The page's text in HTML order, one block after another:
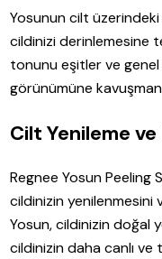
Yosunun cilt
cildinizi derinlemesine
tonunu eşitler ve genel
görünümüne
Cilt Yenileme
Regnee Yosun Peeling
cildinizin yenilenmesini
Yosun, cildinizin doğal
cildinizin daha canlı ve